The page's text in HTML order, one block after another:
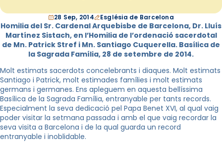
28 Sep, 2014 Església de Barcelona
Homilia del Sr. Cardenal Arquebisbe de Barcelona, Dr. Lluís
Martínez Sistach, en l’Homilia de l’ordenació sacerdotal
de Mn. Patrick Stref i Mn. Santiago Cuquerella. Basílica de
la Sagrada Família, 28 de setembre de 2014.
Molt estimats sacerdots concelebrants i diaques. Molt estimats
Santiago i Patrick, molt estimades famílies i molt estimats
germans i germanes. Ens apleguem en aquesta bellíssima
Basílica de la Sagrada Família, entranyable per tants records.
Especialment la seva dedicació pel Papa Benet XVI, al qual vaig
poder visitar la setmana passada i amb el que vaig recordar la
seva visita a Barcelona i de la qual guarda un record
entranyable i inoblidable.